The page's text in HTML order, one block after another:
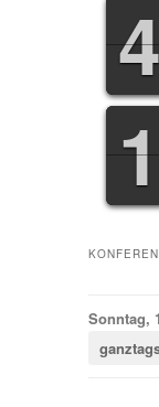
3
3
4
4
0
1
1
Sonntag,